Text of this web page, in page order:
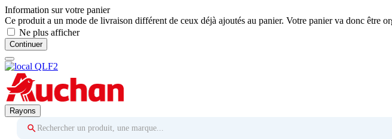
Information sur votre panier
Ce produit a un mode de livraison différent de ceux déjà ajoutés au panier. Votre panier va donc être
Ne plus afficher
Continuer
Rayons
Rechercher un produit, une marque...